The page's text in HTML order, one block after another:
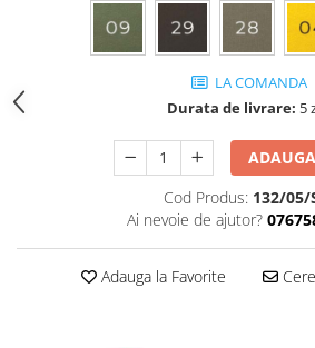
LA COMANDA
Durata de livrare: 5
Cod Produs: 132/05/
Ai nevoie de ajutor?
Adauga la Favorite